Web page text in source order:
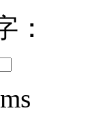
：